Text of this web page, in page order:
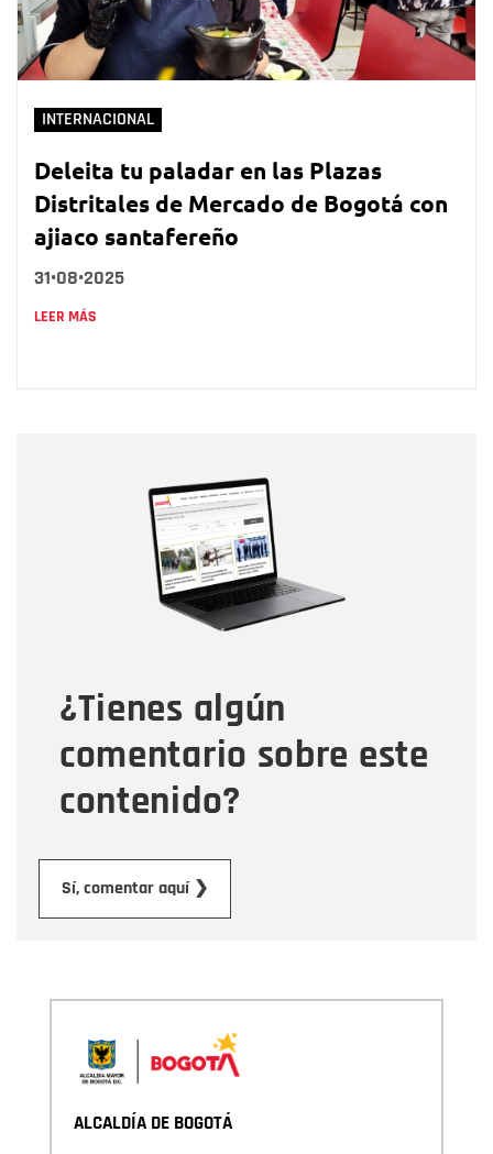
INTERNACIONAL
Deleita tu paladar en las Plazas
Distritales de Mercado de Bogotá con
ajiaco santafereño
31•08•2025
LEER MÁS
¿Tienes algún
comentario sobre este
contenido?
Sí, comentar aquí ❯
Correo electrónico
Tipo de comentario
Mensaje
ALCALDÍA DE BOGOTÁ